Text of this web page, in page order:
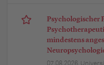
Psychologischer
mindestens
07.08.2026,